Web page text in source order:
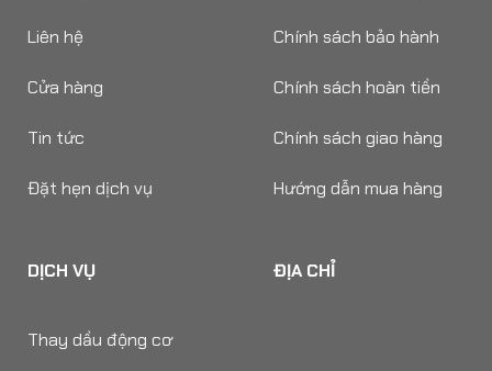
Liên hệ
Cửa hàng
Tin tức
Đặt hẹn dịch vụ
Chính sách bảo hành
Chính sách hoàn tiền
Chính sách giao hàng
Hướng dẫn mua hàng
DỊCH VỤ
Thay dầu động cơ
ĐỊA CHỈ